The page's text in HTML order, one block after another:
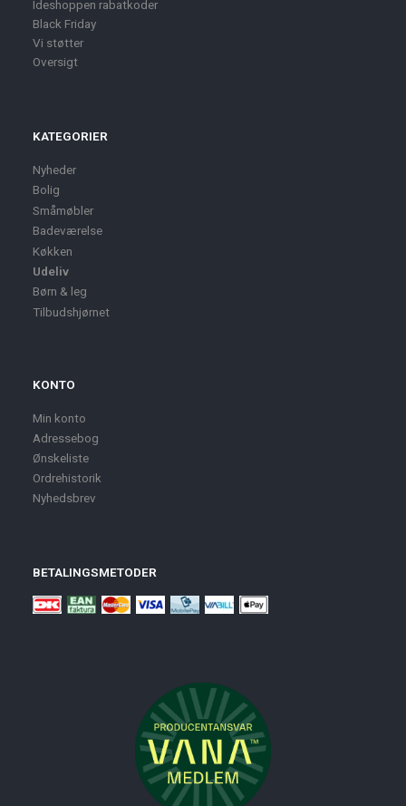
Ideshoppen rabatkoder
Black Friday
Vi støtter
Oversigt
KATEGORIER
Nyheder
Bolig
Småmøbler
Badeværelse
Køkken
Udeliv
Børn & leg
Tilbudshjørnet
KONTO
Min konto
Adressebog
Ønskeliste
Ordrehistorik
Nyhedsbrev
BETALINGSMETODER